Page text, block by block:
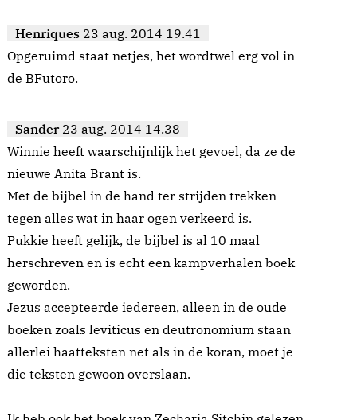
Henriques 23 aug. 2014 19.41
Opgeruimd staat netjes, het wordtwel erg vol in
de BFutoro.
Sander 23 aug. 2014 14.38
Winnie heeft waarschijnlijk het gevoel, da ze de
nieuwe Anita Brant is.
Met de bijbel in de hand ter strijden trekken
tegen alles wat in haar ogen verkeerd is.
Pukkie heeft gelijk, de bijbel is al 10 maal
herschreven en is echt een kampverhalen boek
geworden.
Jezus accepteerde iedereen, alleen in de oude
boeken zoals leviticus en deutronomium staan
allerlei haatteksten net als in de koran, moet je
die teksten gewoon overslaan.